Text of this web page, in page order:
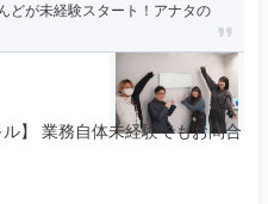
どが未経験スタート！アナタの
】 業務自体未経験でもお問合